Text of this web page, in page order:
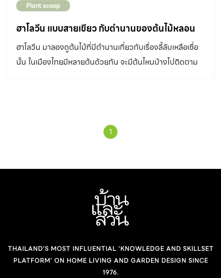
Plant scoop
ฮาโลวีน แบบสายเขียว กับตำนานของต้นไม้หลอน
ฮาโลวีน มาลองดูต้นไม้ที่มีตำนานเกี่ยวกับเรื่องลี้ลับเหลือเชื่อ
นั้น ในเมืองไทยมีหลายต้นด้วยกัน จะมีต้นไหนบ้างไปติดตาม
1
THAILAND'S MOST INFLUENTIAL 'KNOWLEDGE AND SKILLSET
PLATFORM' ON HOME LIVING AND GARDEN DESIGN SINCE
1976.